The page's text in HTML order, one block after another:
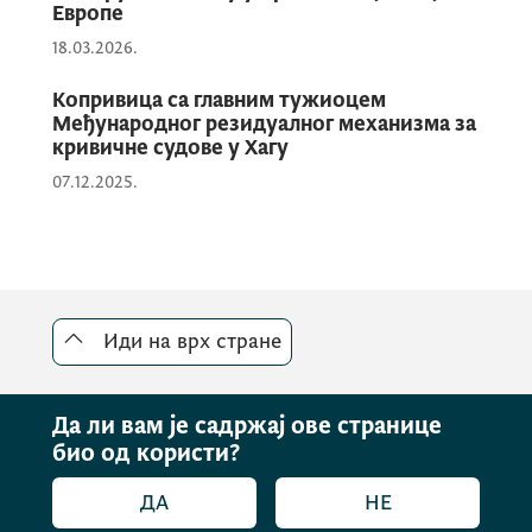
у процесу европских интеграција, те
нагласио посвећеност политици
проширења ЕУ. У том смислу пренио је
спремност која це допринијети успјешном
завршетку преговарачког процеса и
придруживању Европској унији у што
важност реформи у правосуђу, јачање
највиших носилаца извршне власти и
спречавање сукоба интереса, те укупног
антикорупцијског оквира. Копривица, који
је и уједно предсједник Националног
Европе
18.03.2026.
Копривица са главним тужиоцем
Међународног резидуалног механизма за
кривичне судове у Хагу
07.12.2025.
Иди на врх стране
Да ли вам је садржај ове странице
био од користи?
ДА НЕ